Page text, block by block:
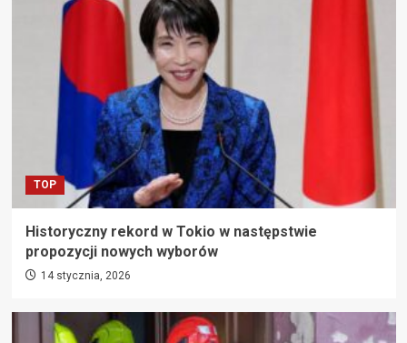
TOP
Historyczny rekord w Tokio w następstwie
propozycji nowych wyborów
14 stycznia, 2026